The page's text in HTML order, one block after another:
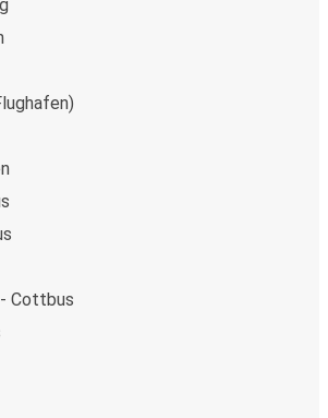
Cottbus